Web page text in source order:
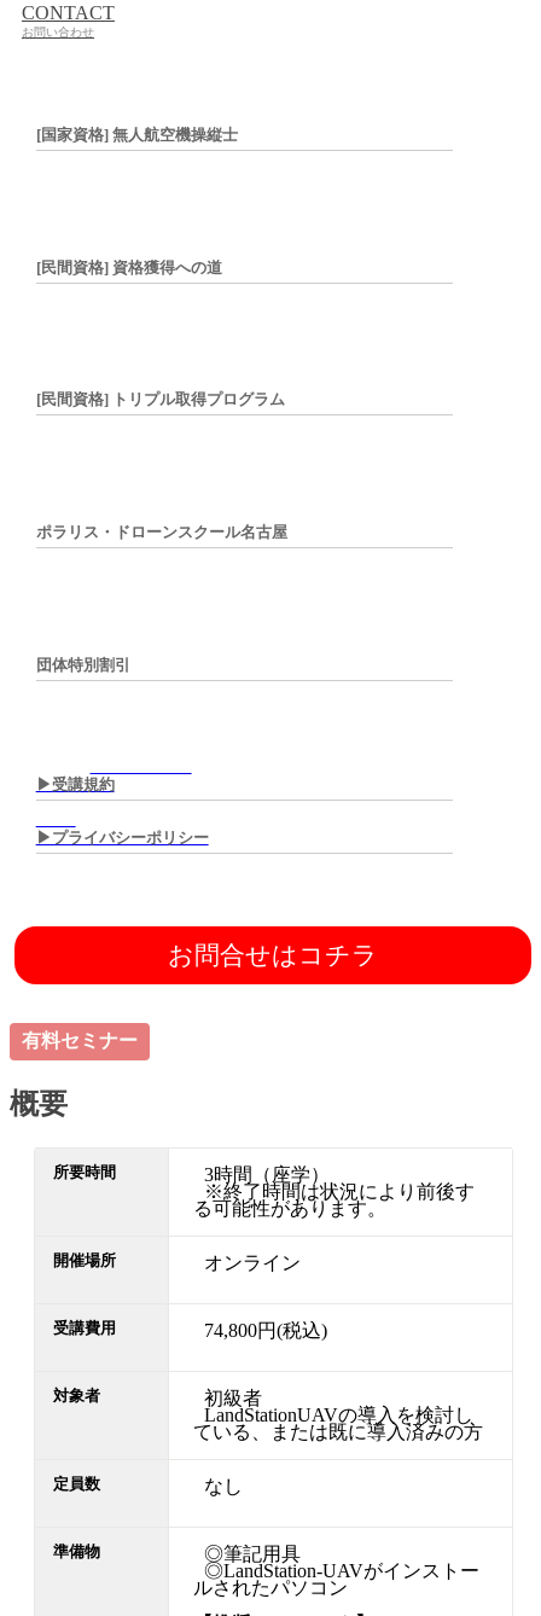
CONTACT
お問い合わせ
[国家資格] 無人航空機操縦士
[民間資格] 資格獲得への道
[民間資格] トリプル取得プログラム
ポラリス・ドローンスクール名古屋
団体特別割引
▶︎受講規約
▶︎プライバシーポリシー
お問合せはコチラ
有料セミナー
概要
所要時間
3時間（座学）
※終了時間は状況により前後す
る可能性があります。
開催場所 オンライン
受講費用 74,800円(税込)
対象者
初級者
LandStationUAVの導入を検討し
ている、または既に導入済みの方
定員数 なし
準備物
◎筆記用具
◎LandStation-UAVがインストー
ルされたパソコン